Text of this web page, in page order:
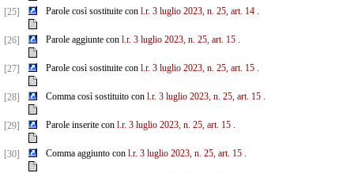
[25] Parole così sostituite con l.r. 3 luglio 2023, n. 25, art. 14.
[26] Parole aggiunte con l.r. 3 luglio 2023, n. 25, art. 15.
[27] Parole così sostituite con l.r. 3 luglio 2023, n. 25, art. 15.
[28] Comma così sostituito con l.r. 3 luglio 2023, n. 25, art. 15.
[29] Parole inserite con l.r. 3 luglio 2023, n. 25, art. 15.
[30] Comma aggiunto con l.r. 3 luglio 2023, n. 25, art. 15.